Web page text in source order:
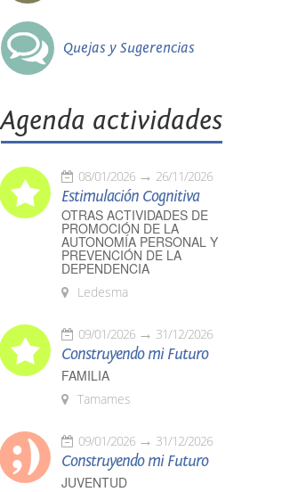
Quejas y Sugerencias
Agenda actividades
08/01/2026 26/11/2026
Estimulación Cognitiva
OTRAS ACTIVIDADES DE
PROMOCIÓN DE LA
AUTONOMÍA PERSONAL Y
PREVENCIÓN DE LA
DEPENDENCIA
Ledesma
09/01/2026 31/12/2026
Construyendo mi Futuro
FAMILIA
Tamames
09/01/2026 31/12/2026
Construyendo mi Futuro
JUVENTUD